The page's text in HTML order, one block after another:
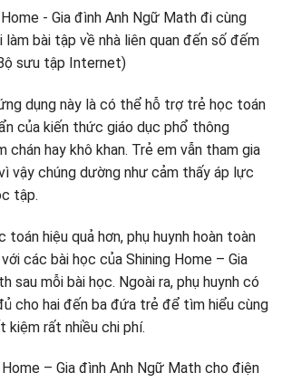
dụng này là có thể hỗ trợ trẻ học toán
của kiến ​​thức giáo dục phổ thông
chán hay khô khan. Trẻ em vẫn tham gia
vậy chúng dường như cảm thấy áp lực
tập.
toán hiệu quả hơn, phụ huynh hoàn toàn
các bài học của Shining Home – Gia
sau mỗi bài học. Ngoài ra, phụ huynh có
cho hai đến ba đứa trẻ để tìm hiểu cùng
kiệm rất nhiều chi phí.
Home – Gia đình Anh Ngữ Math cho điện